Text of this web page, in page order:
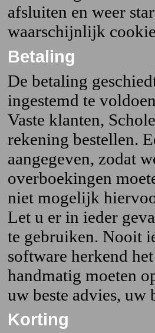
afsluiten en weer
waarschijnlijk
Betaling
De betaling
ingestemd te
Vaste klanten,
rekening bestellen.
aangegeven, zodat
overboekingen
niet mogelijk
Let u er in ieder
te gebruiken. Nooit
software herkend
handmatig moeten
uw beste advies, uw
Korting